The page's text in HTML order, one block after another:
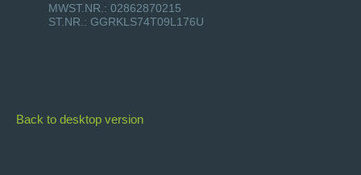
MWST.NR.: 02862870215
ST.NR.: GGRKLS74T09L176U
Back to desktop version